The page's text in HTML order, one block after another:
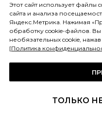
Этот сайт использует файлы
сайта и анализа
Яндекс.Метрика. Нажимая
обработку cookie-файлов. Вы
необязательных cookie,
[Политика
ТОЛЬКО